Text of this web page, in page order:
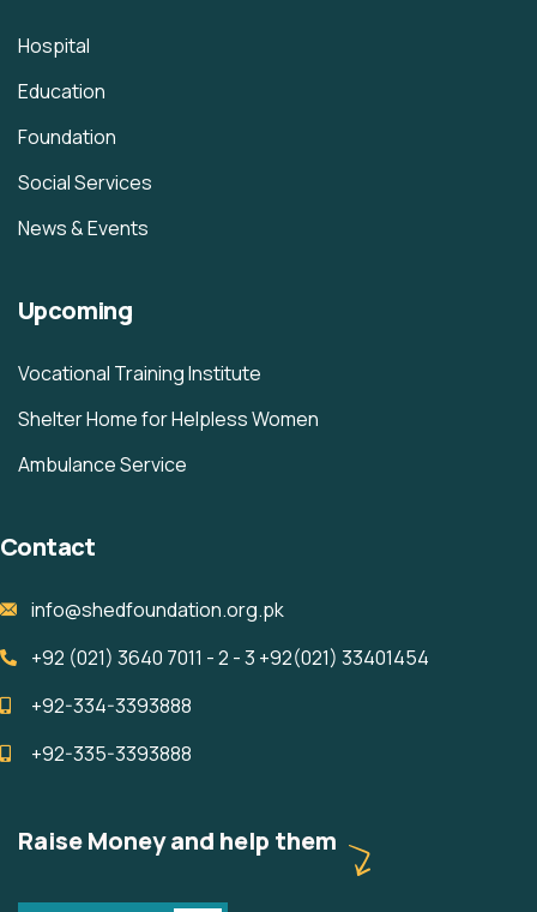
Hospital
Education
Foundation
Social Services
News & Events
Upcoming
Vocational Training Institute
Shelter Home for Helpless Women
Ambulance Service
Contact
info@shedfoundation.org.pk
+92 (021) 3640 7011 - 2 - 3 +92(021) 33401454 ‎ ‎ ‎ ‎ ‎ ‎ ‎ ‎ ‎ ‎ ‎ ‎ ‎ ‎
+92-334-3393888
+92-335-3393888
Raise Money and help them